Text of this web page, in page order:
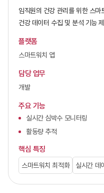
임직원의 건강 관리를 위한 스
건강 데이터 수집 및 분석 기능
플랫폼
스마트워치 앱
담당 업무
개발
주요 기능
실시간 심박수 모니터링
활동량 추적
핵심 특징
스마트워치 최적화 실시간 데